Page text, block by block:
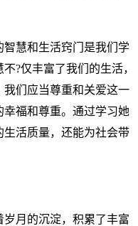
智慧和生活窍门是我们学
?仅丰富了我们的生活，
们应当尊重和关爱这一
福和尊重。通过学习她
活质量，还能为社会带
岁月的沉淀，积累了丰富